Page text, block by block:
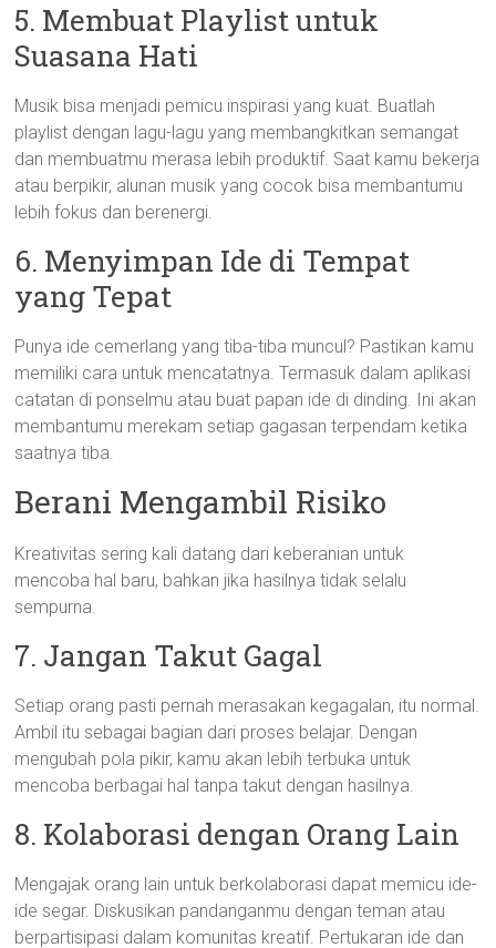
5. Membuat Playlist untuk
Suasana Hati
Musik bisa menjadi pemicu inspirasi yang kuat. Buatlah
playlist dengan lagu-lagu yang membangkitkan semangat
dan membuatmu merasa lebih produktif. Saat kamu bekerja
atau berpikir, alunan musik yang cocok bisa membantumu
lebih fokus dan berenergi.
6. Menyimpan Ide di Tempat
yang Tepat
Punya ide cemerlang yang tiba-tiba muncul? Pastikan kamu
memiliki cara untuk mencatatnya. Termasuk dalam aplikasi
catatan di ponselmu atau buat papan ide di dinding. Ini akan
membantumu merekam setiap gagasan terpendam ketika
saatnya tiba.
Berani Mengambil Risiko
Kreativitas sering kali datang dari keberanian untuk
mencoba hal baru, bahkan jika hasilnya tidak selalu
sempurna.
7. Jangan Takut Gagal
Setiap orang pasti pernah merasakan kegagalan, itu normal.
Ambil itu sebagai bagian dari proses belajar. Dengan
mengubah pola pikir, kamu akan lebih terbuka untuk
mencoba berbagai hal tanpa takut dengan hasilnya.
8. Kolaborasi dengan Orang Lain
Mengajak orang lain untuk berkolaborasi dapat memicu ide-
ide segar. Diskusikan pandanganmu dengan teman atau
berpartisipasi dalam komunitas kreatif. Pertukaran ide dan